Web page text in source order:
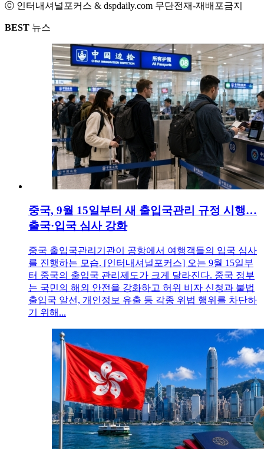
ⓒ 인터내셔널포커스 & dspdaily.com 무단전재-재배포금지
BEST 뉴스
중국, 9월 15일부터 새 출입국관리 규정 시행…
출국·입국 심사 강화
중국 출입국관리기관이 공항에서 여행객들의 입국 심사
를 진행하는 모습. [인터내셔널포커스] 오는 9월 15일부
터 중국의 출입국 관리제도가 크게 달라진다. 중국 정부
는 국민의 해외 안전을 강화하고 허위 비자 신청과 불법
출입국 알선, 개인정보 유출 등 각종 위법 행위를 차단하
기 위해...